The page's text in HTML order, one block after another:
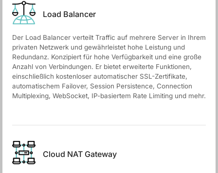
Load Balancer
Der Load Balancer verteilt Traffic auf mehrere Server in Ihrem
privaten Netzwerk und gewährleistet hohe Leistung und
Redundanz. Konzipiert für hohe Verfügbarkeit und eine große
Anzahl von Verbindungen. Er bietet erweiterte Funktionen,
einschließlich kostenloser automatischer SSL-Zertifikate,
automatischem Failover, Session Persistence, Connection
Multiplexing, WebSocket, IP-basiertem Rate Limiting und mehr.
Cloud NAT Gateway